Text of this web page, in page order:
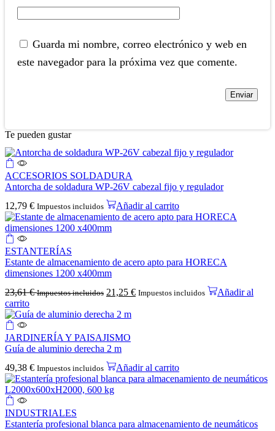
Guarda mi nombre, correo electrónico y web en
este navegador para la próxima vez que comente.
Te pueden gustar
ACCESORIOS SOLDADURA
Antorcha de soldadura WP-26V cabezal fijo y regulador
12,79 € Impuestos incluidos Añadir al carrito
ESTANTERÍAS
Estante de almacenamiento de acero apto para HORECA
dimensiones 1200 x400mm
23,61€ Impuestos incluidos 21,25 € Impuestos incluidos
Añadir al
carrito
JARDINERÍA Y PAISAJISMO
Guía de aluminio derecha 2 m
49,38 € Impuestos incluidos Añadir al carrito
INDUSTRIALES
Estantería profesional blanca para almacenamiento de neumáticos